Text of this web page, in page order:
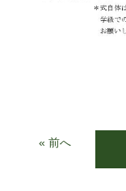
« 前へ